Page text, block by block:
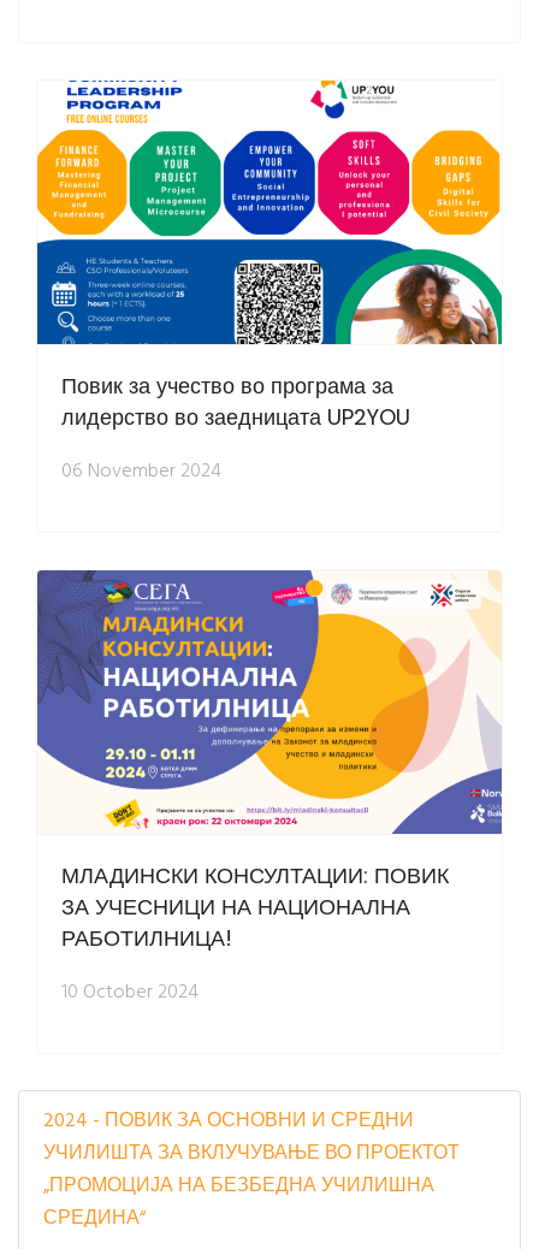
Повик за учество во програма за
лидерство во заедницата UP2YOU
06 November 2024
МЛАДИНСКИ КОНСУЛТАЦИИ: ПОВИК
ЗА УЧЕСНИЦИ НА НАЦИОНАЛНА
РАБОТИЛНИЦА!
10 October 2024
2024 - ПОВИК ЗА ОСНОВНИ И СРЕДНИ
УЧИЛИШТА ЗА ВКЛУЧУВАЊЕ ВО ПРОЕКТОТ
„ПРОМОЦИЈА НА БЕЗБЕДНА УЧИЛИШНА
СРЕДИНА“